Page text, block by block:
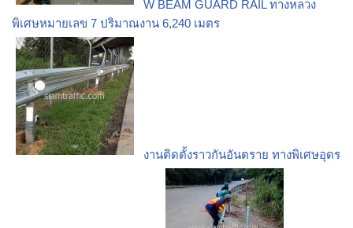
W BEAM GUARD RAIL ทางหลวง
พิเศษหมายเลข 7 ปริมาณงาน 6,240 เมตร
งานติดตั้งราวกันอันตราย ทางพิเศษอุดร